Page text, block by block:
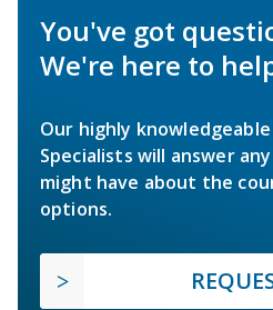
You've got
We're here to
Our highly
Specialists will answer
might have about the
options.